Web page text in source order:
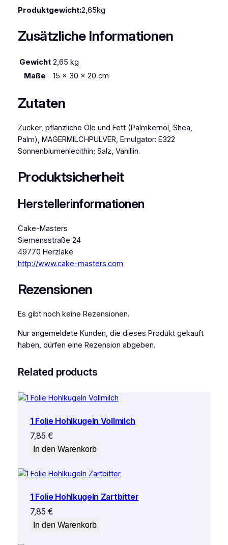
e
g
e
Produktgewicht:2,65kg
Zusätzliche Informationen
Gewicht 2,65 kg
Maße
15 × 30 × 20 cm
Zutaten
Zucker, pflanzliche Öle und Fett (Palmkernöl, Shea,
Palm), MAGERMILCHPULVER, Emulgator: E322
Sonnenblumenlecithin; Salz, Vanillin.
Produktsicherheit
Herstellerinformationen
Cake-Masters
Siemensstraße 24
49770 Herzlake
http://www.cake-masters.com
Rezensionen
Es gibt noch keine Rezensionen.
Nur angemeldete Kunden, die dieses Produkt gekauft
haben, dürfen eine Rezension abgeben.
Related products
1 Folie Hohlkugeln Vollmilch
7,85 €
In den Warenkorb
1 Folie Hohlkugeln Zartbitter
7,85 €
In den Warenkorb